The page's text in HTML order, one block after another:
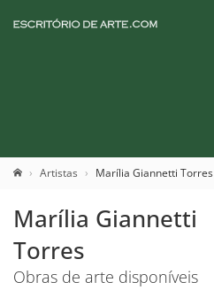
Artistas Marília Giannetti Torres
Marília Giannetti
Torres
Obras de arte disponíveis